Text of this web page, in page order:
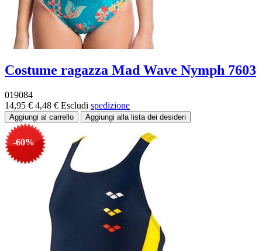
Costume ragazza Mad Wave Nymph 7603
019084
14,95 € 4,48 € Escludi spedizione
-60%